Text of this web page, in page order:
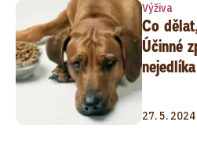
Výživa
Co
Účinné
nejedlíka
27. 5.